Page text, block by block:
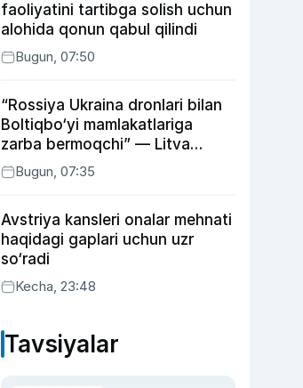
faoliyatini tartibga solish uchun
alohida qonun qabul qilindi
Bugun, 07:50
“Rossiya Ukraina dronlari bilan
Boltiqbo‘yi mamlakatlariga
zarba bermoqchi” — Litva
mudofaa vaziri
Bugun, 07:35
Avstriya kansleri onalar mehnati
haqidagi gaplari uchun uzr
so‘radi
Kecha, 23:48
Tavsiyalar